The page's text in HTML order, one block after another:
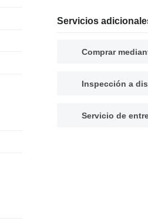
Servicios
Comprar
Inspección a
Servicio de